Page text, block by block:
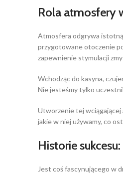
Rola atmosfery
Atmosfera odgrywa istotną
przygotowane otoczenie
zapewnienie stymulacji
Wchodząc do kasyna,
Nie jesteśmy tylko
Utworzenie tej wciągającej
jakie w niej używamy, co
Historie
Jest coś fascynującego w